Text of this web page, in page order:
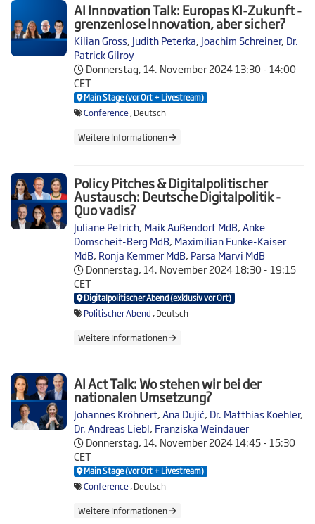
AI Innovation Talk: Europas KI-Zukunft -
grenzenlose Innovation, aber sicher?
Kilian Gross, Judith Peterka, Joachim Schreiner, Dr.
Patrick Gilroy
Donnerstag, 14. November 202413:30 - 14:00
CET
Main Stage (vor Ort + Livestream)
Conference, Deutsch
Weitere Informationen
Policy Pitches & Digitalpolitischer
Austausch: Deutsche Digitalpolitik -
Quo vadis?
Juliane Petrich, Maik Außendorf MdB,Anke
Domscheit-Berg MdB, Maximilian Funke-Kaiser
MdB, Ronja Kemmer MdB, Parsa Marvi MdB
Donnerstag, 14. November 202418:30 - 19:15
CET
Digitalpolitischer Abend (exklusiv vor Ort)
Politischer Abend , Deutsch
Weitere Informationen
AI Act Talk: Wo stehen wir bei der
nationalen Umsetzung?
Johannes Kröhnert,Ana Dujić, Dr. Matthias Koehler,
Dr. Andreas Liebl, Franziska Weindauer
Donnerstag, 14. November 202414:45 - 15:30
CET
Main Stage (vor Ort + Livestream)
Conference, Deutsch
Weitere Informationen